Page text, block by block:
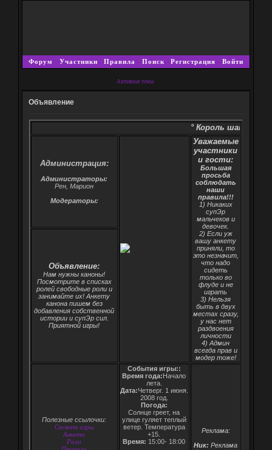
Форум Участники Правила Поиск Регистрация Войти
Активные темы
Объявление
° Король шаманов - возвращение °
Администрация:
Администраторы:
Рен, Марион
Модераторы:
Уважаемые
участники
и гости:
Большая
просьба
соблюдать
наши
правила!!!
1) Никаких
супЭр
мальчеков и
девочек.
2) Если уж
вашу анкету
приняли, то
это незначит,
что надо
сидеть
только во
флуде и не
играть
3) Нельзя
быть в двух
местах сразу,
у нас нет
раздвоения
личности
4) Админ
всегда прав и
модер тоже!
Объявление:
Нам нужны каноны!
Посмотрите в списках
ролей свободные роли и
занимайте их! Анкету
канона пишем без
добавления собственной
истории и супЭр сил.
Приятной игры!
Полезные ссылочки:
Сюжет игры
Анкета
Роли
События игры::
Время года:Начало
лета.
Дата:Четверг. 1 июня.
2008 год.
Погода:
Солнце греет, на
улице гуляет теплый
ветер. Температура
+15.
Время: 15:00- 18:00
Реклама:
Ник:Реклама